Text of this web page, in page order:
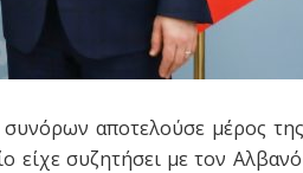
αποτελούσε μέρος
είχε συζητήσει με τον